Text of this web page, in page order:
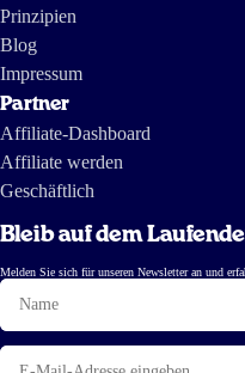
Prinzipien
Blog
Impressum
Partner
Affiliate-Dashboard
Affiliate werden
Geschäftlich
Bleib auf dem
Melden Sie sich für unseren Newsletter an und
Name
E-
Mail